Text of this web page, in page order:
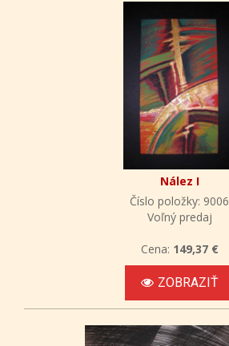
Nález I
Číslo položky: 9006
Voľný predaj
Cena: 149,37 €
ZOBRAZIŤ